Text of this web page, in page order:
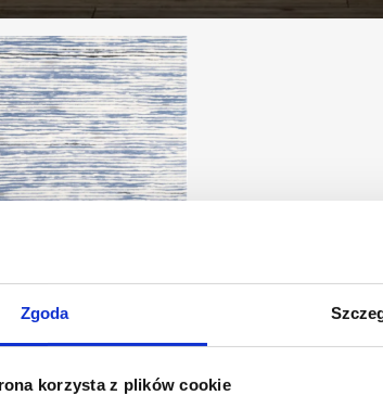
Zgoda
korzysta z plików cookie